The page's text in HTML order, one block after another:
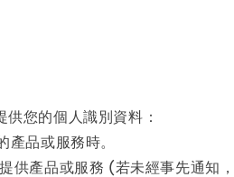
您的個人識別資料：
品或服務時。
供產品或服務 (若未經事先通